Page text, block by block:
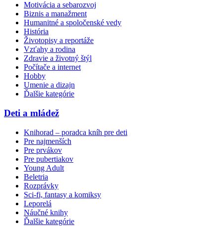
Motivácia a sebarozvoj
Biznis a manažment
Humanitné a spoločenské vedy
História
Životopisy a reportáže
Vzťahy a rodina
Zdravie a životný štýl
Počítače a internet
Hobby
Umenie a dizajn
Ďalšie kategórie
Deti a mládež
Knihorad – poradca kníh pre deti
Pre najmenších
Pre prvákov
Pre pubertiakov
Young Adult
Beletria
Rozprávky
Sci-fi, fantasy a komiksy
Leporelá
Náučné knihy
Ďalšie kategórie